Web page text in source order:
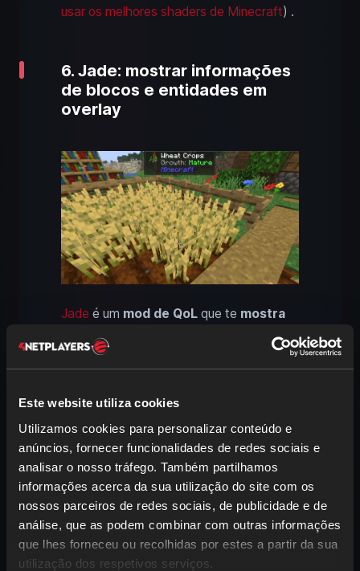
Este website utiliza cookies
Utilizamos cookies para personalizar conteúdo e
anúncios, fornecer funcionalidades de redes sociais e
analisar o nosso tráfego. Também partilhamos
informações acerca da sua utilização do site com os
nossos parceiros de redes sociais, de publicidade e de
análise, que as podem combinar com outras informações
que lhes forneceu ou recolhidas por estes a partir da sua
utilização dos respetivos serviços.
usar os melhores shaders de Minecraft) .
6. Jade: mostrar informações
de blocos e entidades em
overlay
Jade é um mod de QoL que te mostra
para que bloco
estás a olhar. Podes
definir o âmbito e o nível de detalhe nas
7. Zoomify: zoom prático no
Minecraft, tal como no
OptiFine